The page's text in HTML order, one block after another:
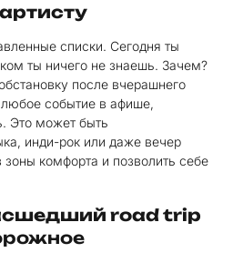
списки. Сегодня ты
ты ничего не знаешь. Зачем?
после вчерашнего
событие в афише,
Это может быть
инди-рок или даже вечер
зоны комфорта и позволить себе
road trip